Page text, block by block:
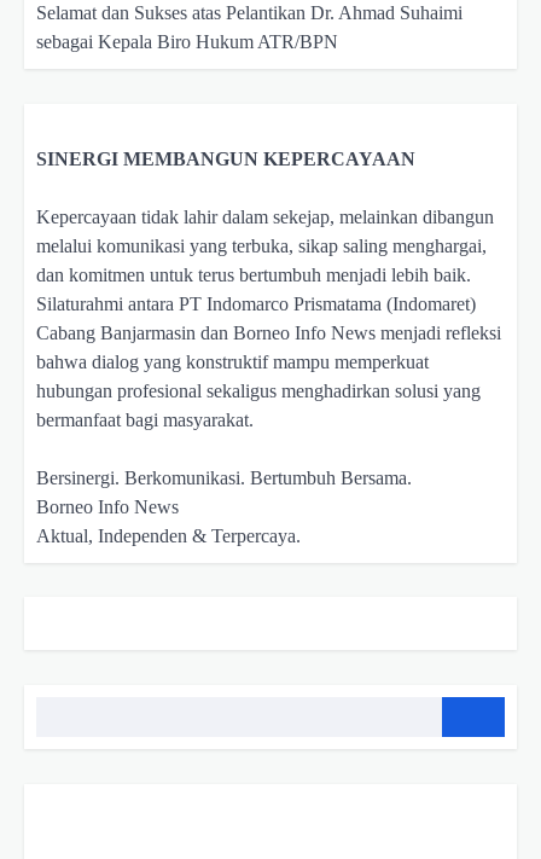
Selamat dan Sukses atas Pelantikan Dr. Ahmad Suhaimi
sebagai Kepala Biro Hukum ATR/BPN
SINERGI MEMBANGUN KEPERCAYAAN
Kepercayaan tidak lahir dalam sekejap, melainkan dibangun
melalui komunikasi yang terbuka, sikap saling menghargai,
dan komitmen untuk terus bertumbuh menjadi lebih baik.
Silaturahmi antara PT Indomarco Prismatama (Indomaret)
Cabang Banjarmasin dan Borneo Info News menjadi refleksi
bahwa dialog yang konstruktif mampu memperkuat
hubungan profesional sekaligus menghadirkan solusi yang
bermanfaat bagi masyarakat.
Bersinergi. Berkomunikasi. Bertumbuh Bersama.
Borneo Info News
Aktual, Independen & Terpercaya.